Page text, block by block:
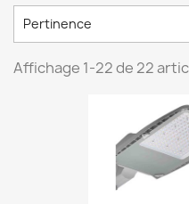
Pertinence
Affichage 1-22 de 22